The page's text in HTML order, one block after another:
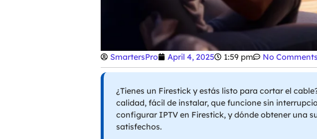
SmartersPro April 4, 2025 1:59 pm No Comments
¿Tienes un Firestick y estás listo para cortar el
calidad, fácil de instalar, que funcione sin
configurar IPTV en Firestick, y dónde obtener una
satisfechos.